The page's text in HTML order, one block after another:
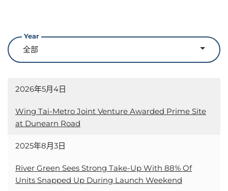
Year
2026年5月4日
Wing Tai-Metro Joint Venture Awarded Prime Site
at Dunearn Road
2025年8月3日
River Green Sees Strong Take-Up With 88% Of
Units Snapped Up During Launch Weekend